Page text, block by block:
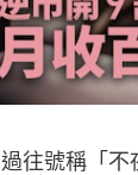
過往號稱「不